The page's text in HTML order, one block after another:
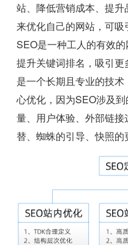
站、降低营销成本、提
来优化自己的网站，可吸
SEO是一种工人的有效
提升关键词排名，吸引
是一个长期且专业的技
心优化，因为SEO涉及
量、用户体验、外部链
替、蜘蛛的引导、快照的